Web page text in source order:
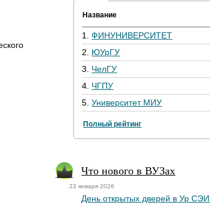
Название
1.ФИНУНИВЕРСИТЕТ
2. ЮУрГУ
3. ЧелГУ
4. ЧГПУ
5.Университет МИУ
Полный рейтинг
Что нового в ВУЗах
23 января 2026
День открытых дверей в Ур